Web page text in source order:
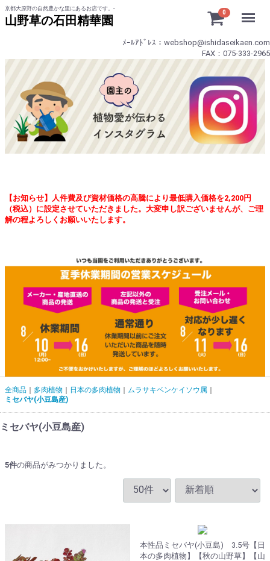
京都大原野の自然豊かな里にあるお店です。-
山野草の石田精華園
0
ﾒｰﾙｱﾄﾞﾚｽ：webshop@ishidaseikaen.com
FAX：075-333-2965
【お知らせ】人件費及び資材価格の高騰により最低購入価格を2,200円
（税込）に設定させていただきました。大変申し訳ございませんが、ご理
解の程よろしくお願いいたします。
全商品 多肉植物 日本の多肉植物
ムラサキベンケイソウ属
ミセバヤ(小豆島産)
ミセバヤ(小豆島産)
5件の商品がみつかりました。
本性品ミセバヤ(小豆島) 3.5号【日
本の多肉植物】【秋の山野草】【山